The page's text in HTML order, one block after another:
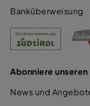
Banküberweisung
Abonniere
News und